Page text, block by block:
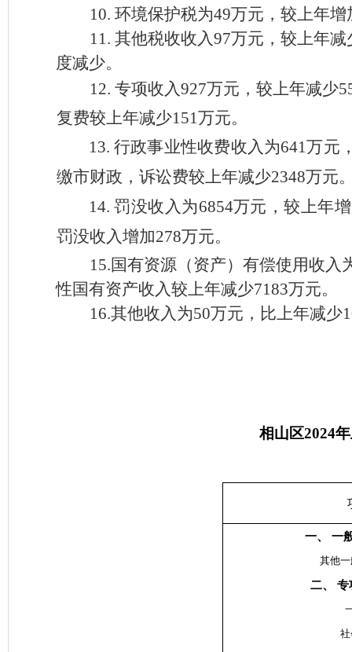
10. 环境保护税为49万元，较上年增
11. 其他税收收入97万元，较上年
度减少。
12. 专项收入927万元，较上年减少
复费较上年减少151万元。
13. 行政事业性收费收入为641万元
缴市财政，诉讼费较上年减少2348万元
14. 罚没收入为6854万元，较上年
罚没收入增加278万元。
15.国有资源（资产）有偿使用收入
性国有资产收入较上年减少7183万元。
16.其他收入为50万元，比上年减少
相山区2024
一、 一
其他
二、 专